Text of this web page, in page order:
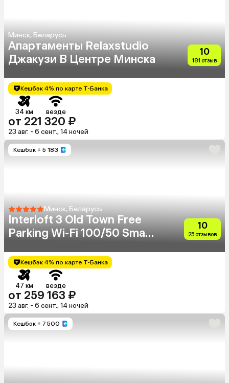
Минск, Беларусь
Апартаменты Relaxstudio
Джакузи В Центре Минска
10
181 отзыв
Кешбэк 4% по карте Т-Банка
34 км везде
от 221 320 ₽
23 авг. - 6 сент., 14 ночей
Кешбэк + 5 183
Минск, Беларусь
Interloft 3 Old Town Free
Parking Wi-Fi 100/50 Smart
10
25 отзывов
Кешбэк 4% по карте Т-Банка
47 км везде
от 259 163 ₽
23 авг. - 6 сент., 14 ночей
Кешбэк + 7 500